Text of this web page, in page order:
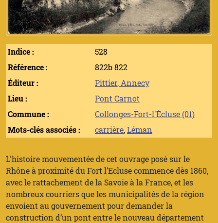
Indice :
528
Référence :
822b 822
Éditeur :
Pittier, Annecy
Lieu :
Pont Carnot
Commune :
Collonges-Fort-l'Écluse (01)
Mots-clés associés :
carrière,Léman
L'histoire mouvementée de cet ouvrage posé sur le
Rhône à proximité du Fort l’Ecluse commence dès 1860,
avec le rattachement de la Savoie à la France, et les
nombreux courriers que les municipalités de la région
envoient au gouvernement pour demander la
construction d’un pont entre le nouveau département